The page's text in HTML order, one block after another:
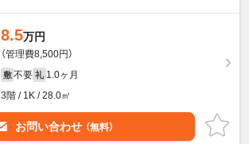
8.5万円
（管理費8,500円）
敷 不要 礼 1.0ヶ月
3階 / 1K / 28.0㎡
お問い合わせ （無料）